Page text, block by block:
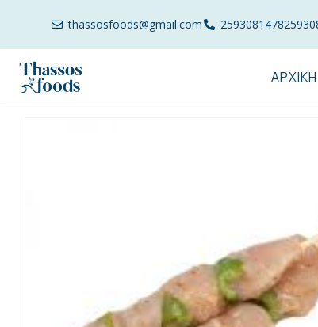
thassosfoods@gmail.com 2593081478
ΑΡΧΙΚΉ